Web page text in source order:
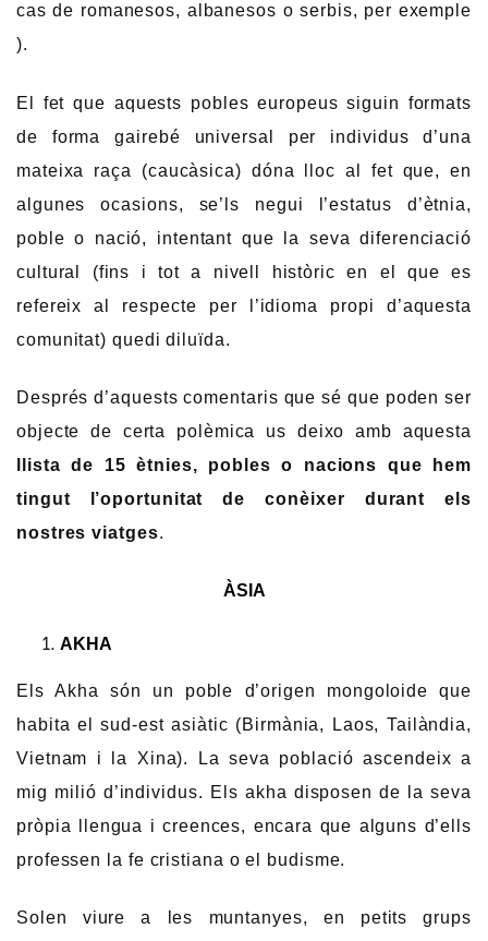
cas de romanesos, albanesos o serbis, per exemple
).
El fet que aquests pobles europeus siguin formats
de forma gairebé universal per individus d’una
mateixa raça (caucàsica) dóna lloc al fet que, en
algunes ocasions, se’ls negui l’estatus d’ètnia,
poble o nació, intentant que la seva diferenciació
cultural (fins i tot a nivell històric en el que es
refereix al respecte per l’idioma propi d’aquesta
comunitat) quedi diluïda.
Després d’aquests comentaris que sé que poden ser
objecte de certa polèmica us deixo amb aquesta
llista de 15 ètnies, pobles o nacions que hem
tingut l’oportunitat de conèixer durant els
nostres viatges.
ÀSIA
AKHA
Els Akha són un poble d’origen mongoloide que
habita el sud-est asiàtic (Birmània, Laos, Tailàndia,
Vietnam i la Xina). La seva població ascendeix a
mig milió d’individus. Els akha disposen de la seva
pròpia llengua i creences, encara que alguns d’ells
professen la fe cristiana o el budisme.
Solen viure a les muntanyes, en petits grups